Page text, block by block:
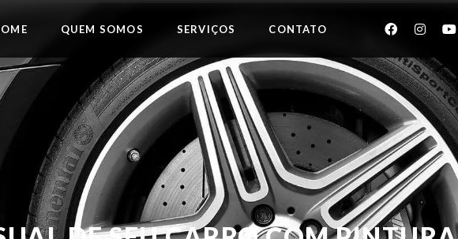
QUEM SOMOS SERVIÇOS CONTATO